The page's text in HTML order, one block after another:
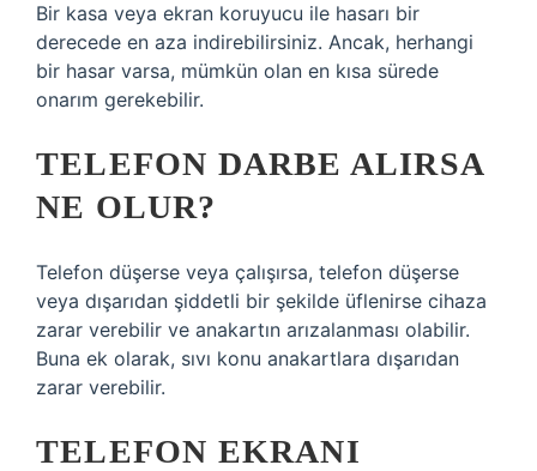
Bir kasa veya ekran koruyucu ile hasarı bir
derecede en aza indirebilirsiniz. Ancak, herhangi
bir hasar varsa, mümkün olan en kısa sürede
onarım gerekebilir.
TELEFON DARBE ALIRSA
NE OLUR?
Telefon düşerse veya çalışırsa, telefon düşerse
veya dışarıdan şiddetli bir şekilde üflenirse cihaza
zarar verebilir ve anakartın arızalanması olabilir.
Buna ek olarak, sıvı konu anakartlara dışarıdan
zarar verebilir.
TELEFON EKRANI